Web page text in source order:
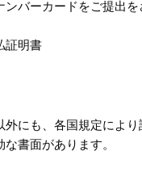
ンバーカードをご提出を
証明書
外にも、各国規定により
書面があります。